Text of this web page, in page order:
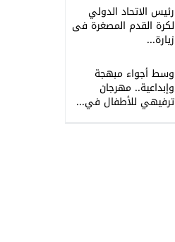
رئيس الاتحاد الدولي
لكرة القدم المصغرة فى
زيارة...
وسط أجواء مبهجة
وإبداعية.. مهرجان
ترفيهي للأطفال في...